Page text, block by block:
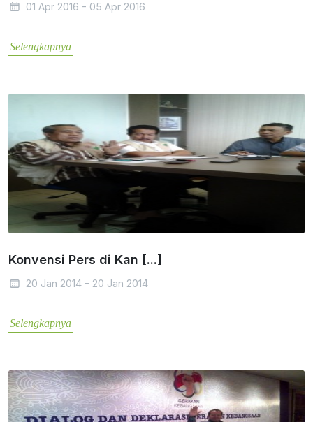
01 Apr 2016 - 05 Apr 2016
Selengkapnya
Konvensi Pers di Kan [...]
20 Jan 2014 - 20 Jan 2014
Selengkapnya